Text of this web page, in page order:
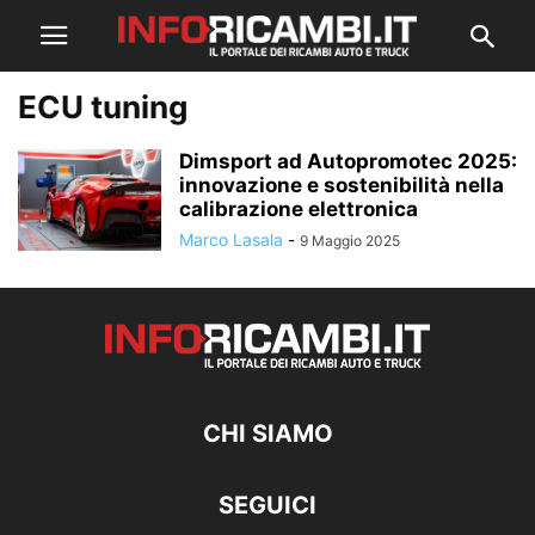
ECU tuning
Dimsport ad Autopromotec 2025:
innovazione e sostenibilità nella
calibrazione elettronica
Marco Lasala - 9 Maggio 2025
CHI SIAMO
SEGUICI